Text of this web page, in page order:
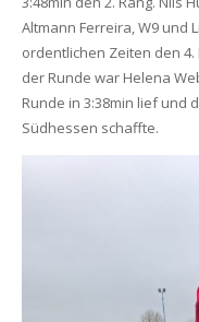
Altmann Ferreira, W9 und
ordentlichen Zeiten den 4.
der Runde war Helena
Runde in 3:38min lief und
Südhessen schaffte.